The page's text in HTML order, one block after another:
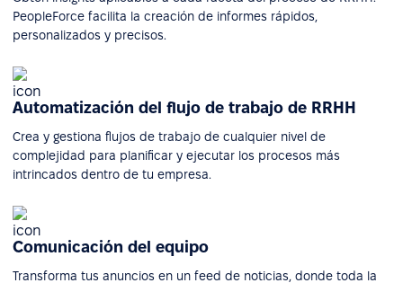
PeopleForce facilita la creación de informes rápidos,
personalizados y precisos.
Automatización del flujo de trabajo de RRHH
Crea y gestiona flujos de trabajo de cualquier nivel de
complejidad para planificar y ejecutar los procesos más
intrincados dentro de tu empresa.
Comunicación del equipo
Transforma tus anuncios en un feed de noticias, donde toda la